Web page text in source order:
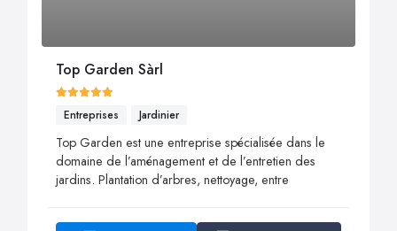
Top Garden Sàrl
Entreprises Jardinier
Top Garden est une entreprise spécialisée dans le
domaine de l’aménagement et de l’entretien des
jardins. ​​​​​​​Plantation d’arbres, nettoyage, entre